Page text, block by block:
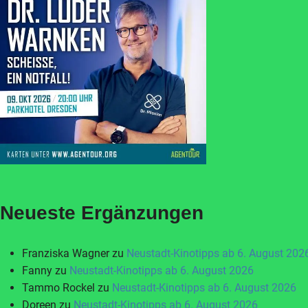
Neueste Ergänzungen
Franziska Wagnerzu Neustadt-Kinotipps ab 6. August
Fanny zu Neustadt-Kinotipps ab 6. August 2026
Tammo Rockel zu Neustadt-Kinotipps ab 6. August 2026
Doreen zu Neustadt-Kinotipps ab 6. August 2026